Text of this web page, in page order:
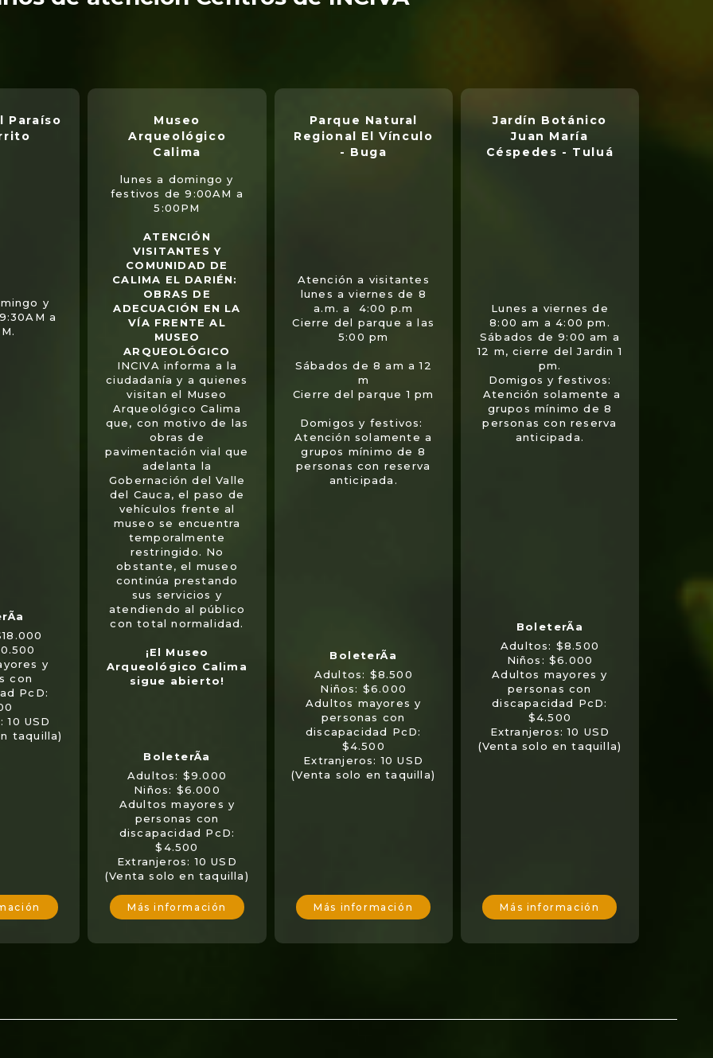
Paraíso
y
a
y
con
PcD:
10 USD
taquilla)
Museo
Arqueológico
Calima
lunes a domingo y
festivos de 9:00AM a
5:00PM
ATENCIÓN
VISITANTES Y
COMUNIDAD DE
CALIMA EL DARIÉN:
OBRAS DE
ADECUACIÓN EN LA
VÍA FRENTE AL
MUSEO
ARQUEOLÓGICO
INCIVA informa a la
ciudadanía y a quienes
visitan el Museo
Arqueológico Calima
que, con motivo de las
obras de
pavimentación vial que
adelanta la
Gobernación del Valle
del Cauca, el paso de
vehículos frente al
museo se encuentra
temporalmente
restringido. No
obstante, el museo
continúa prestando
sus servicios y
atendiendo al público
con total normalidad.
¡El Museo
Arqueológico Calima
sigue abierto!
Adultos: $9.000
Niños: $6.000
Adultos mayores y
personas con
discapacidad PcD:
$4.500
Extranjeros: 10 USD
(Venta solo en taquilla)
Más información
Parque Natural
Regional El Vínculo
- Buga
Atención a visitantes
lunes a viernes de 8
a.m. a 4:00 p.m
Cierre del parque a las
5:00 pm
Sábados de 8 am a 12
m
Cierre del parque 1 pm
Domigos y festivos:
Atención solamente a
grupos mínimo de 8
personas con reserva
anticipada.
Adultos: $8.500
Niños: $6.000
Adultos mayores y
personas con
discapacidad PcD:
$4.500
Extranjeros: 10 USD
(Venta solo en taquilla)
Más información
Jardín Botánico
Juan María
Céspedes - Tuluá
Lunes a viernes de
8:00 am a 4:00 pm.
Sábados de 9:00 am a
12 m, cierre del Jardin 1
pm.
Domigos y festivos:
Atención solamente a
grupos mínimo de 8
personas con reserva
anticipada.
Adultos: $8.500
Niños: $6.000
Adultos mayores y
personas con
discapacidad PcD:
$4.500
Extranjeros: 10 USD
(Venta solo en taquilla)
Más información